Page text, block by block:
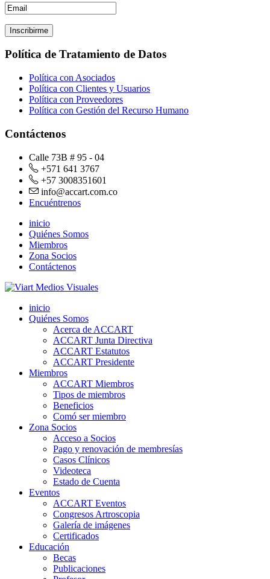
Política de Tratamiento de Datos
Política con Asociados
Política con Clientes y Usuarios
Política con Proveedores
Política con Gestión del Recurso Humano
Contáctenos
Calle 73B # 95 - 04
+571 641 3767
+57 3008351601
info@accart.com.co
Encuéntrenos
inicio
Quiénes Somos
Miembros
Zona Socios
Contáctenos
inicio
Quiénes Somos
Acerca de ACCART
ACCART Junta Directiva
ACCART Estatutos
ACCART Presidente
Miembros
ACCART Miembros
Tipos de miembros
Beneficios
Comó ser miembro
Zona Socios
Acceso a Socios
Pago y renovación de membresías
Casos Clínicos
Videoteca
Estado de Cuenta
Eventos
ACCART Eventos
Congresos Artroscopia
Galería de imágenes
Certificados
Educación
Becas
Publicaciones